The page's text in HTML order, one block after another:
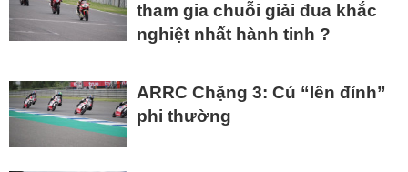
tham gia chuỗi giải đua khắc
nghiệt nhất hành tinh ?
ARRC Chặng 3: Cú “lên đỉnh”
phi thường